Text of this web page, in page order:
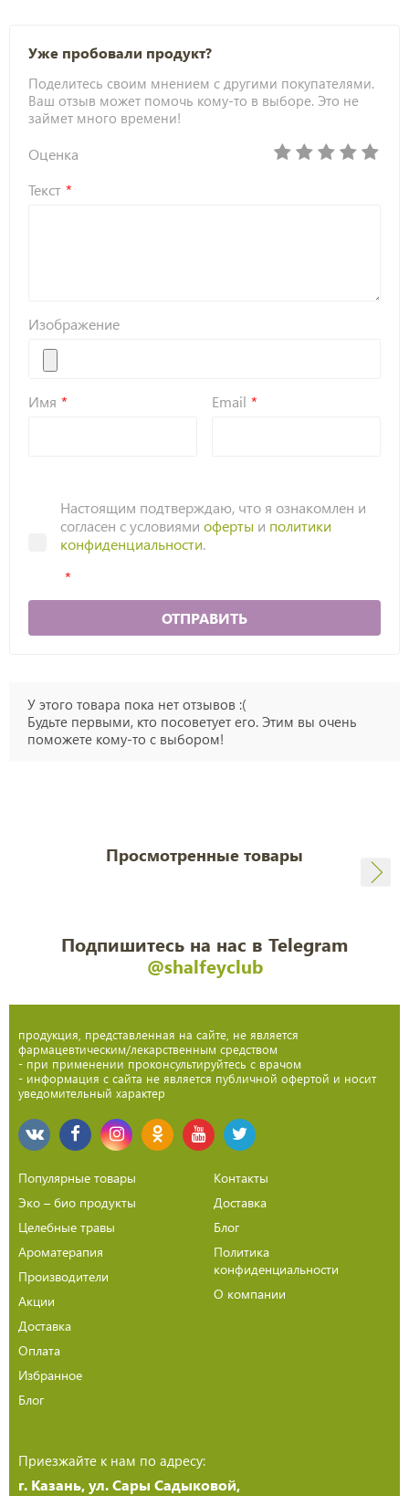
Уже пробовали продукт?
Поделитесь своим мнением с другими покупателями.
Ваш отзыв может помочь кому-то в выборе. Это не
займет много времени!
Оценка
Текст
Изображение
Имя Email
Настоящим подтверждаю, что я ознакомлен и
согласен с условиями оферты и политики
конфиденциальности.
ОТПРАВИТЬ
У этого товара пока нет отзывов :(
Будьте первыми, кто посоветует его. Этим вы очень
поможете кому-то с выбором!
Просмотренные товары
Подпишитесь на нас в Telegram
@shalfeyclub
продукция, представленная на сайте, не является
фармацевтическим/лекарственным средством
- при применении проконсультируйтесь с врачом
- информация с сайта не является публичной офертой и носит
уведомительный характер
Популярные товары
Эко – био продукты
Целебные травы
Ароматерапия
Производители
Акции
Доставка
Оплата
Избранное
Блог
Контакты
Доставка
Блог
Политика
конфиденциальности
О компании
Приезжайте к нам по адресу:
г. Казань, ул. Сары Садыковой,